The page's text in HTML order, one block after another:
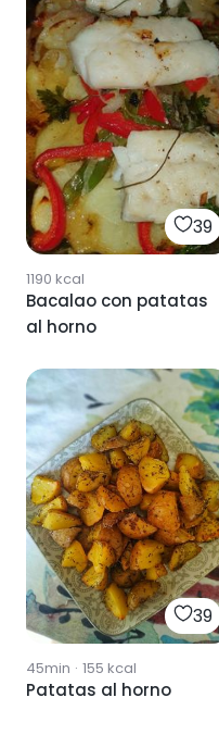
39
1190 kcal
Bacalao con patatas
al horno
39
45min · 155 kcal
Patatas al horno